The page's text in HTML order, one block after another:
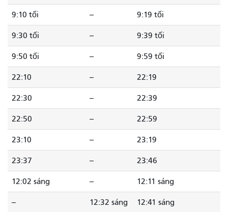
9:10 tối -- 9:19 tối
9:30 tối -- 9:39 tối
9:50 tối -- 9:59 tối
22:10 -- 22:19
22:30 -- 22:39
22:50 -- 22:59
23:10 -- 23:19
23:37 -- 23:46
12:02 sáng -- 12:11 sáng
-- 12:32 sáng 12:41 sáng